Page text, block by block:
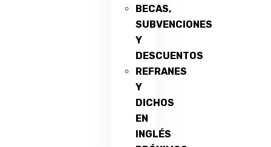
BECAS,
SUBVENCIONES
Y
DESCUENTOS
REFRANES
Y
DICHOS
EN
INGLÉS